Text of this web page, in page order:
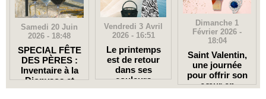
Samedi 20 Juin
2026 - 18:48
SPECIAL FÊTE
DES PÈRES :
Inventaire à la
Dionysos et
Alambics en
Vendredi 3 Avril
2026 - 16:51
Le printemps
est de retour
dans ses
couleurs
vivifiantes
Dimanche 1
Février 2026 -
18:04
Saint Valentin,
une journée
pour offrir son
cœur en